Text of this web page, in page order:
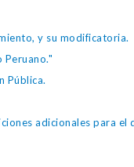
y su modificatoria.
Pública.
adicionales para el